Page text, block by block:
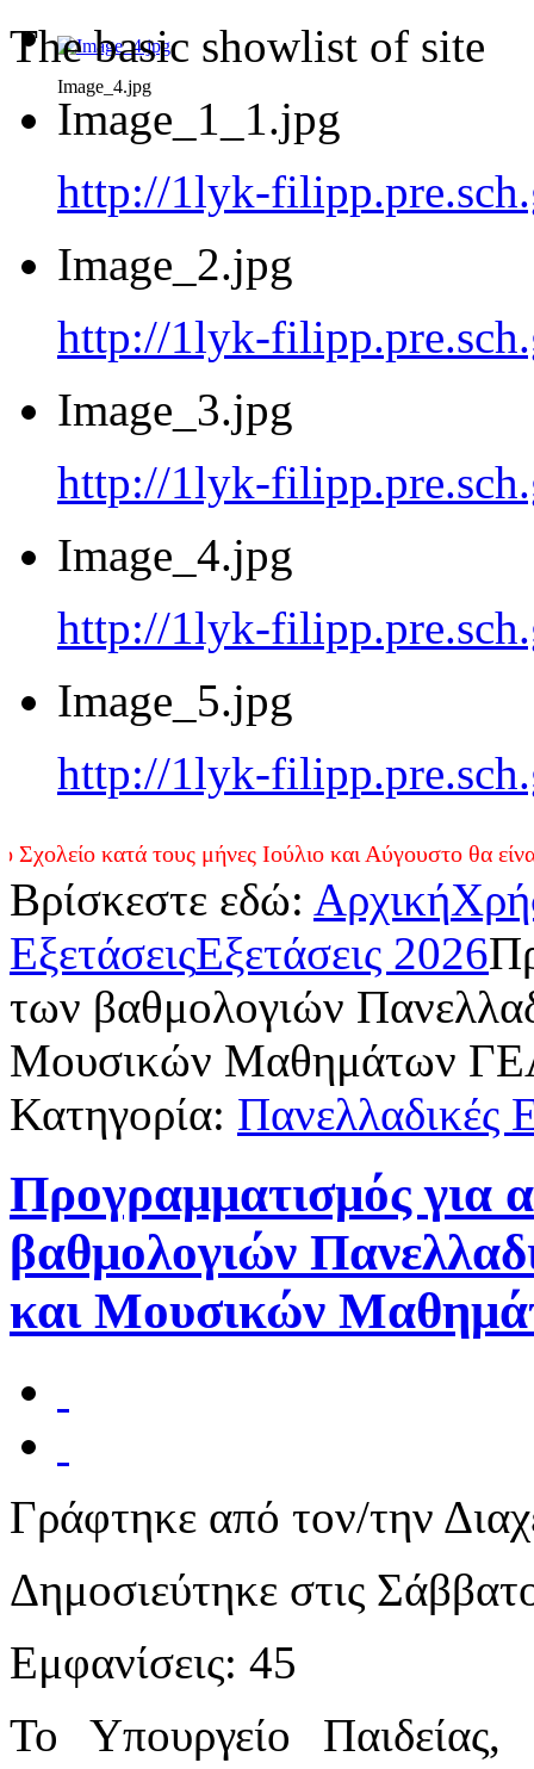
Image_4.jpg
The basic showlist of site
Image_1_1.jpg
http://1lyk-
Image_2.jpg
http://1lyk-
Image_3.jpg
http://1lyk-
Image_4.jpg
http://1lyk-
Image_5.jpg
http://1lyk-
τους μήνες Ιούλιο και Αύγουστο θα είναι ανοικτό
Βρίσκεστε εδώ: Αρχική
ΕξετάσειςΕξετάσεις 2026
των βαθμολογιών
Μουσικών Μαθημάτων
Κατηγορία: Πανελλαδικές
Προγραμματισμός για
βαθμολογιών
και Μουσικών
Γράφτηκε από τον/την
Δημοσιεύτηκε στις
Εμφανίσεις: 45
Το Υπουργείο